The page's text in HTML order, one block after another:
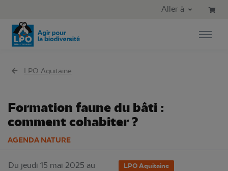
Aller au menu principal
Aller à
LPO Aquitaine
Formation faune du bâti :
comment cohabiter ?
AGENDA NATURE
Du jeudi 15 mai 2025 au
LPO Aquitaine